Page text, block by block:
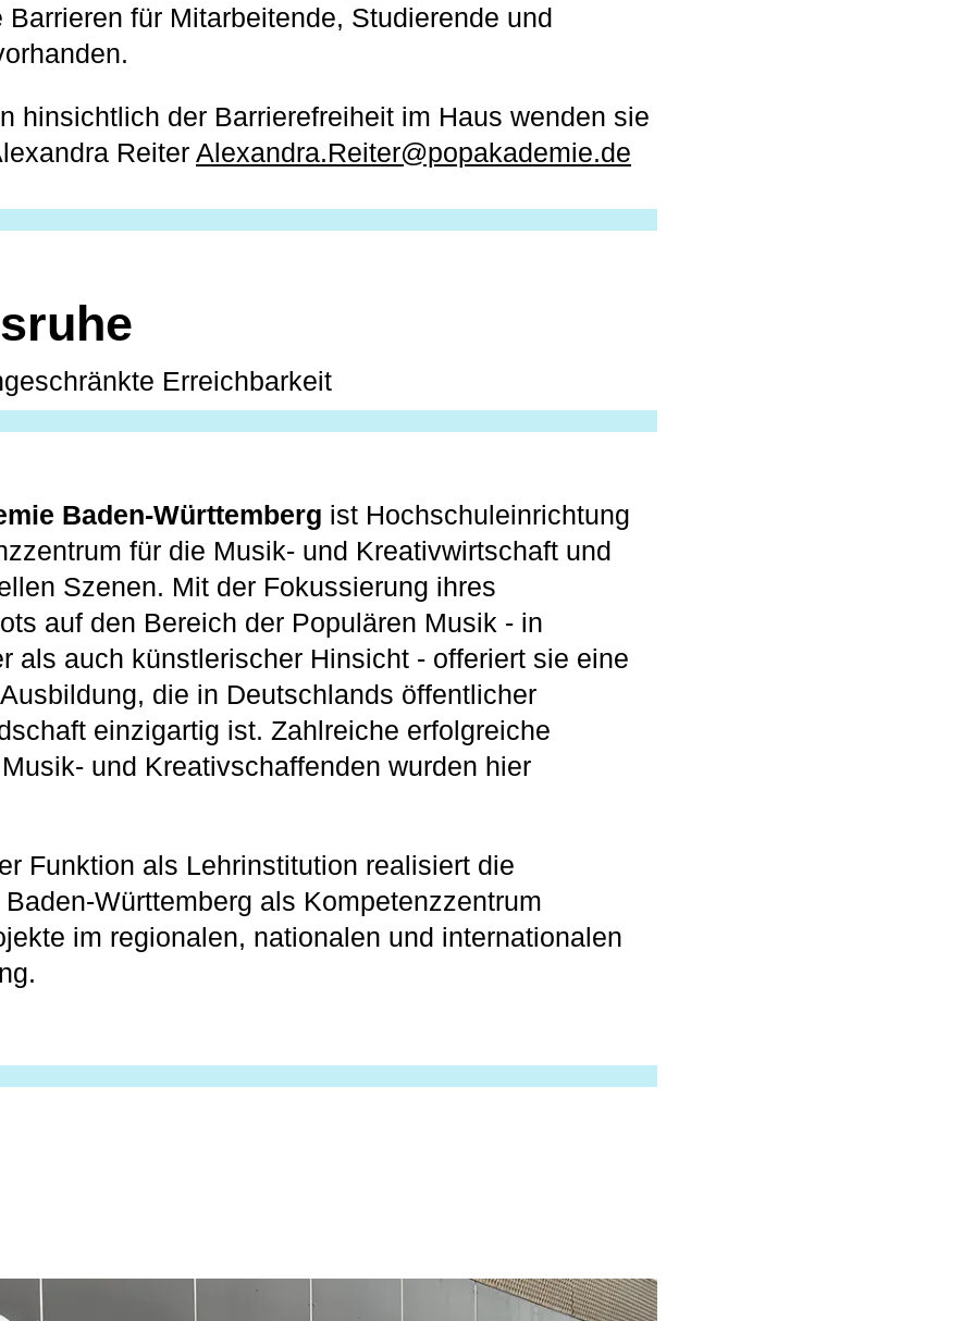
Barrieren für Mitarbeitende, Studierende und
hinsichtlich der Barrierefreiheit im Haus wenden sie
Reiter Alexandra.Reiter@popakademie.de
Erreichbarkeit
Baden-Württemberg ist Hochschuleinrichtung
für die Musik- und Kreativwirtschaft und
Szenen. Mit der Fokussierung ihres
auf den Bereich der Populären Musik - in
als auch künstlerischer Hinsicht - offeriert sie eine
die in Deutschlands öffentlicher
einzigartig ist. Zahlreiche erfolgreiche
und Kreativschaffenden wurden hier
Funktion als Lehrinstitution realisiert die
Württemberg als Kompetenzzentrum
im regionalen, nationalen und internationalen